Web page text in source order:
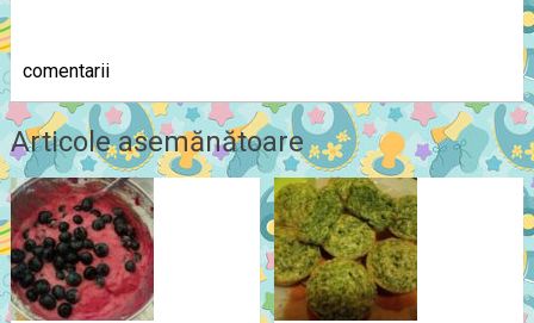
comentarii
Articole asemănătoare